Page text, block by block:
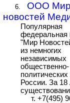
6.
ООО Мир
новостей
Популярная
федеральная
"Мир
из немногих
независимых
общественно-
России. За 18
т. +7(495)